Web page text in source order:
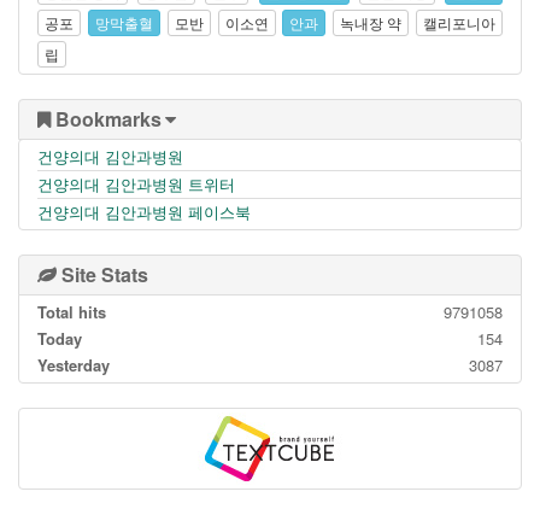
공포
망막출혈 모반 이소연 안과 녹내장 약
캘리포니아
립
Bookmarks
건양의대 김안과병원
건양의대 김안과병원 트위터
건양의대 김안과병원 페이스북
Site Stats
Total hits
9791058
Today
154
Yesterday
3087